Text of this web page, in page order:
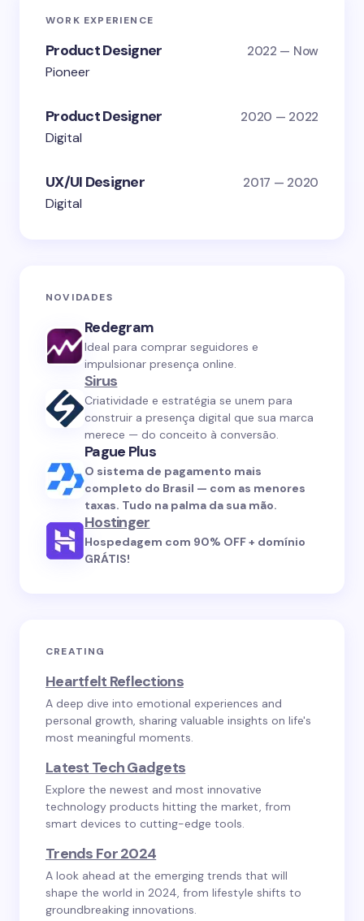
WORK EXPERIENCE
Product Designer 2022 — Now
Pioneer
Product Designer 2020 — 2022
Digital
UX/UI Designer 2017 — 2020
Digital
NOVIDADES
Redegram
Ideal para comprar seguidores e
impulsionar presença online.
Sirus
Criatividade e estratégia se unem para
construir a presença digital que sua marca
merece — do conceito à conversão.
Pague Plus
O sistema de pagamento mais
completo do Brasil — com as menores
taxas. Tudo na palma da sua mão.
Hostinger
Hospedagem com 90% OFF + domínio
GRÁTIS!
CREATING
Heartfelt Reflections
A deep dive into emotional experiences and
personal growth, sharing valuable insights on life's
most meaningful moments.
Latest Tech Gadgets
Explore the newest and most innovative
technology products hitting the market, from
smart devices to cutting-edge tools.
Trends For 2024
A look ahead at the emerging trends that will
shape the world in 2024, from lifestyle shifts to
groundbreaking innovations.